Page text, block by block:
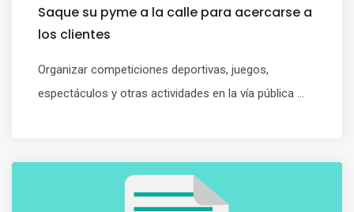
Saque su pyme a la calle para acercarse a
los clientes
Organizar competiciones deportivas, juegos,
espectáculos y otras actividades en la vía pública ...